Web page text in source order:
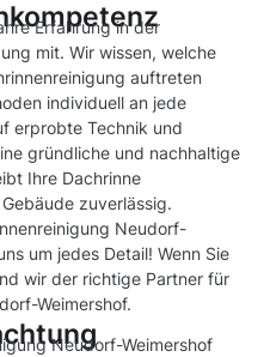
Erfahrung in der
mit. Wir wissen, welche
auftreten
individuell an jede
erprobte Technik und
gründliche und nachhaltige
Ihre Dachrinne
zuverlässig.
Neudorf-
um jedes Detail! Wenn Sie
wir der richtige Partner für
Weimershof.
Neudorf-Weimershof